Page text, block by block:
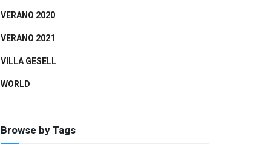
VERANO 2020
VERANO 2021
VILLA GESELL
WORLD
Browse by Tags